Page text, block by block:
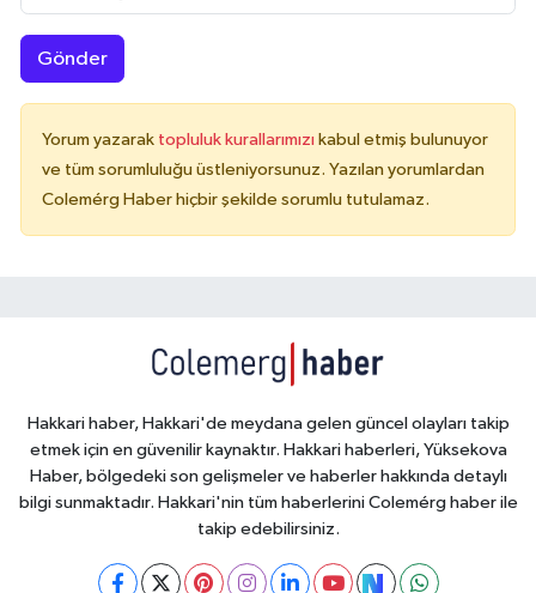
Gönder
Yorum yazarak topluluk kurallarımızı kabul etmiş bulunuyor
ve tüm sorumluluğu üstleniyorsunuz. Yazılan yorumlardan
Colemérg Haber hiçbir şekilde sorumlu tutulamaz.
Hakkari haber, Hakkari'de meydana gelen güncel olayları takip
etmek için en güvenilir kaynaktır. Hakkari haberleri, Yüksekova
Haber, bölgedeki son gelişmeler ve haberler hakkında detaylı
bilgi sunmaktadır. Hakkari'nin tüm haberlerini Colemérg haber ile
takip edebilirsiniz.